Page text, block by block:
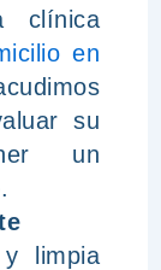
clínica
en
su
un
limpia